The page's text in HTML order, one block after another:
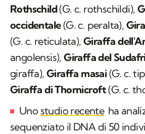
Rothschild(G. c. rothschildi),
occidentale(G. c. peralta),
(G. c. reticulata),Giraffa
angolensis),Giraffa del
giraffa),Giraffa masai (G. c.
Giraffa di Thornicroft(G. c.
Uno studio recente ha
sequenziato il DNA di 50